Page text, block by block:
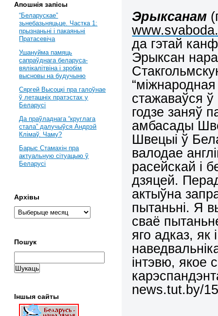
Эрыксанам
www.svaboda
да гэтай
Эрыксан
“міжнародная
стажаваўся ў
годзе заняў
амбасады Шв
Швецыі ў
валодае анг
расейскай і
дзяцей.
актыўна
пытаньні. Я
сваё
яго адказ, як
інтэвю, якое
news.tut.by/
Апошнія запісы
“Беларускае”
зьнебазьняцьце. Частка 1:
прызнаньні і пакаяньні
Пратасевіча
Ушануйма памяць
сапраўднага беларуса-
вялікалітвіна і зробім
высновы на будучыню
Сяргей Высоцкі пра галоўнае
ў леташніх пратэстах у
Беларусі
Да праўладнага “круглага
стала” далучыўся Андрэй
Клімаў. Чаму?
Барыс Стамахін пра
актуальную сітуацыю ў
Беларусі
Архівы
Пошук
Іншыя сайты